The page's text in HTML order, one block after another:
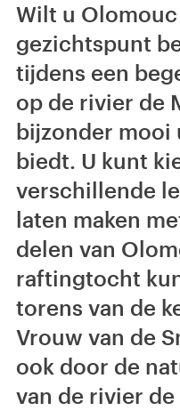
Wilt u
gezichtspunt
tijdens een
op de rivier de
bijzonder mooi
biedt. U kunt
verschillende
laten maken
delen van
raftingtocht
torens van de
Vrouw van de
ook door de
van de rivier de